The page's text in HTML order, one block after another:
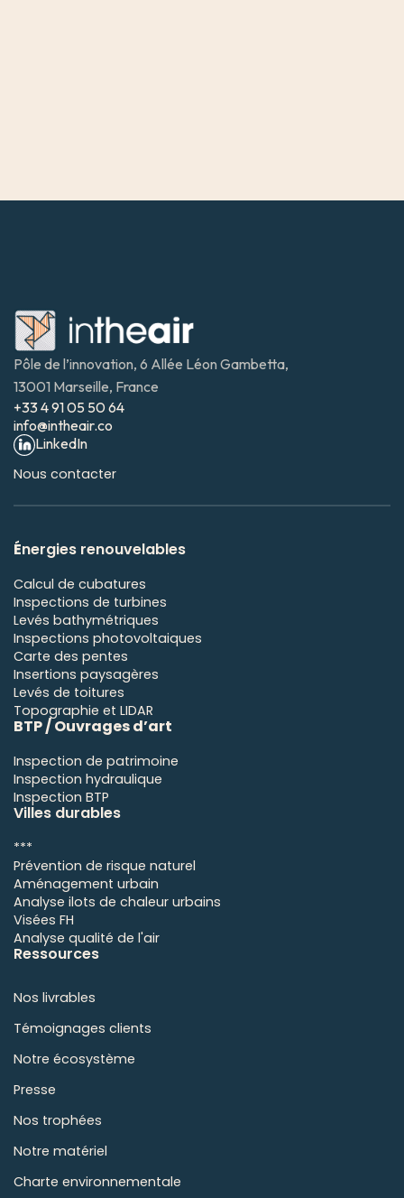
Pôle de l’innovation, 6 Allée Léon Gambetta,
13001 Marseille, France
+33 4 91 05 50 64
info@intheair.co
LinkedIn
Nous contacter
Énergies renouvelables
Calcul de cubatures
Inspections de turbines
Levés bathymétriques
Inspections photovoltaiques
Carte des pentes
Insertions paysagères
Levés de toitures
Topographie et LIDAR
BTP / Ouvrages d’art
Inspection de patrimoine
Inspection hydraulique
Inspection BTP
Villes durables
***
Prévention de risque naturel
Aménagement urbain
Analyse ilots de chaleur urbains
Visées FH
Analyse qualité de l'air
Ressources
Nos livrables
Témoignages clients
Notre écosystème
Presse
Nos trophées
Notre matériel
Charte environnementale